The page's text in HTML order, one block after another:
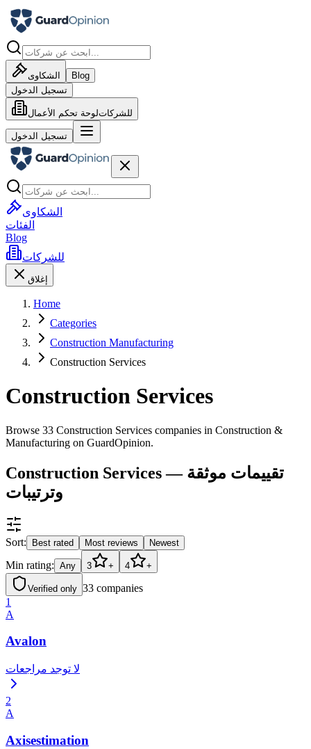
الشكاوى
Blog
تسجيل الدخول
للشركاتلوحة تحكم الأعمال
تسجيل الدخول
الشكاوى
الفئات
Blog
للشركات
إغلاق
Home
Categories
Construction Manufacturing
Construction Services
Construction Services
Browse 33 Construction Services companies in Construction &
Manufacturing on GuardOpinion.
Construction Services — تقييمات موثقة
وترتيبات
Sort: Best rated Most reviews Newest
Min rating: Any 3 + 4 +
Verified only 33 companies
1
A
Avalon
لا توجد مراجعات
2
A
Axisestimation